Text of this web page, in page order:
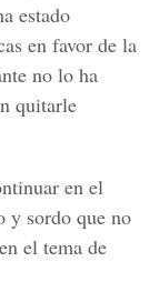
estado
en favor de la
no lo ha
quitarle
en el
y sordo que no
el tema de